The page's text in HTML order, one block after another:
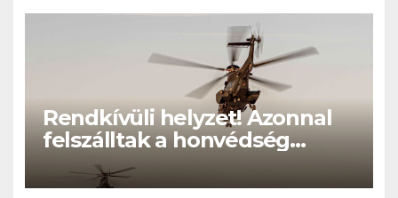
Rendkívüli helyzet! Azonnal
felszálltak a honvédség
helikopterei, óriási a baj
Magyarországon! – Kiadták a